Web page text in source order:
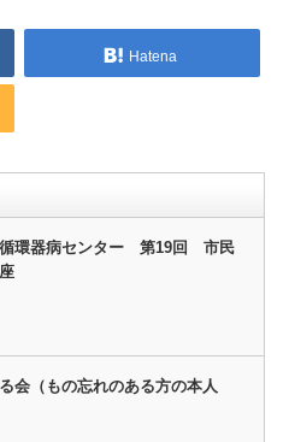
Hatena
環器病センター 第19回 市民
会（もの忘れのある方の本人